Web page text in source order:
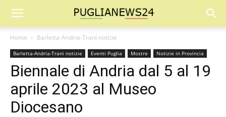
Home Barletta-Andria-Trani notizie
Barletta-Andria-Trani notizie Eventi Puglia Mostre Notizie in Provincia
Biennale di Andria dal 5 al 19
aprile 2023 al Museo
Diocesano